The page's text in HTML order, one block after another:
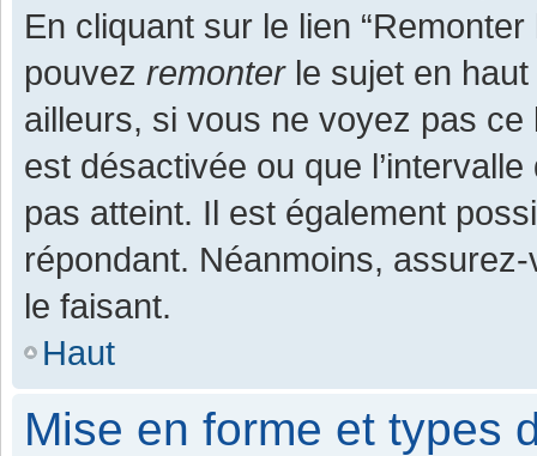
En cliquant sur le lien
pouvez remonterle sujet en haut
ailleurs, si vous ne voyez pas
est désactivée ou que
pas atteint. Il est également
répondant. Néanmoins,
le faisant.
Haut
Mise en forme et types